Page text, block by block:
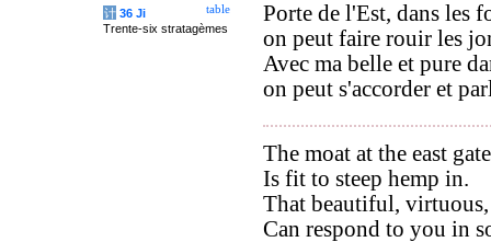
Porte de l'Est, dans les
on peut faire rouir les
Avec ma belle et pure
on peut s'accorder et
The moat at the east
Is fit to steep hemp in.
That beautiful,
Can respond to you in
table
计 36 Ji
Trente-six stratagèmes